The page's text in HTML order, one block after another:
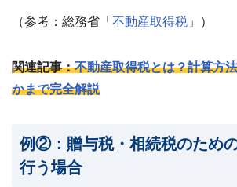
（参考：総務省「 不動産取得税 」）
関連記事：不動産取得税とは？計算方
かまで完全解説
例②：贈与税・相続税のため
行う場合